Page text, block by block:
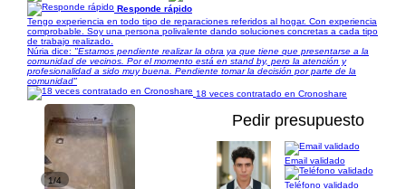
Responde rápido
Tengo experiencia en todo tipo de reparaciones referidos al hogar. Con experiencia
comprobable. Soy una persona polivalente dando soluciones concretas a cada tipo
de trabajo realizado.
Núria dice: "Estamos pendiente realizar la obra ya que tiene que presentarse a la
comunidad de vecinos. Por el momento está en stand by, pero la atención y
profesionalidad a sido muy buena. Pendiente tomar la decisión por parte de la
comunidad"
18 veces contratado en Cronoshare
1/4
Pedir presupuesto
Email validado
Teléfono validado